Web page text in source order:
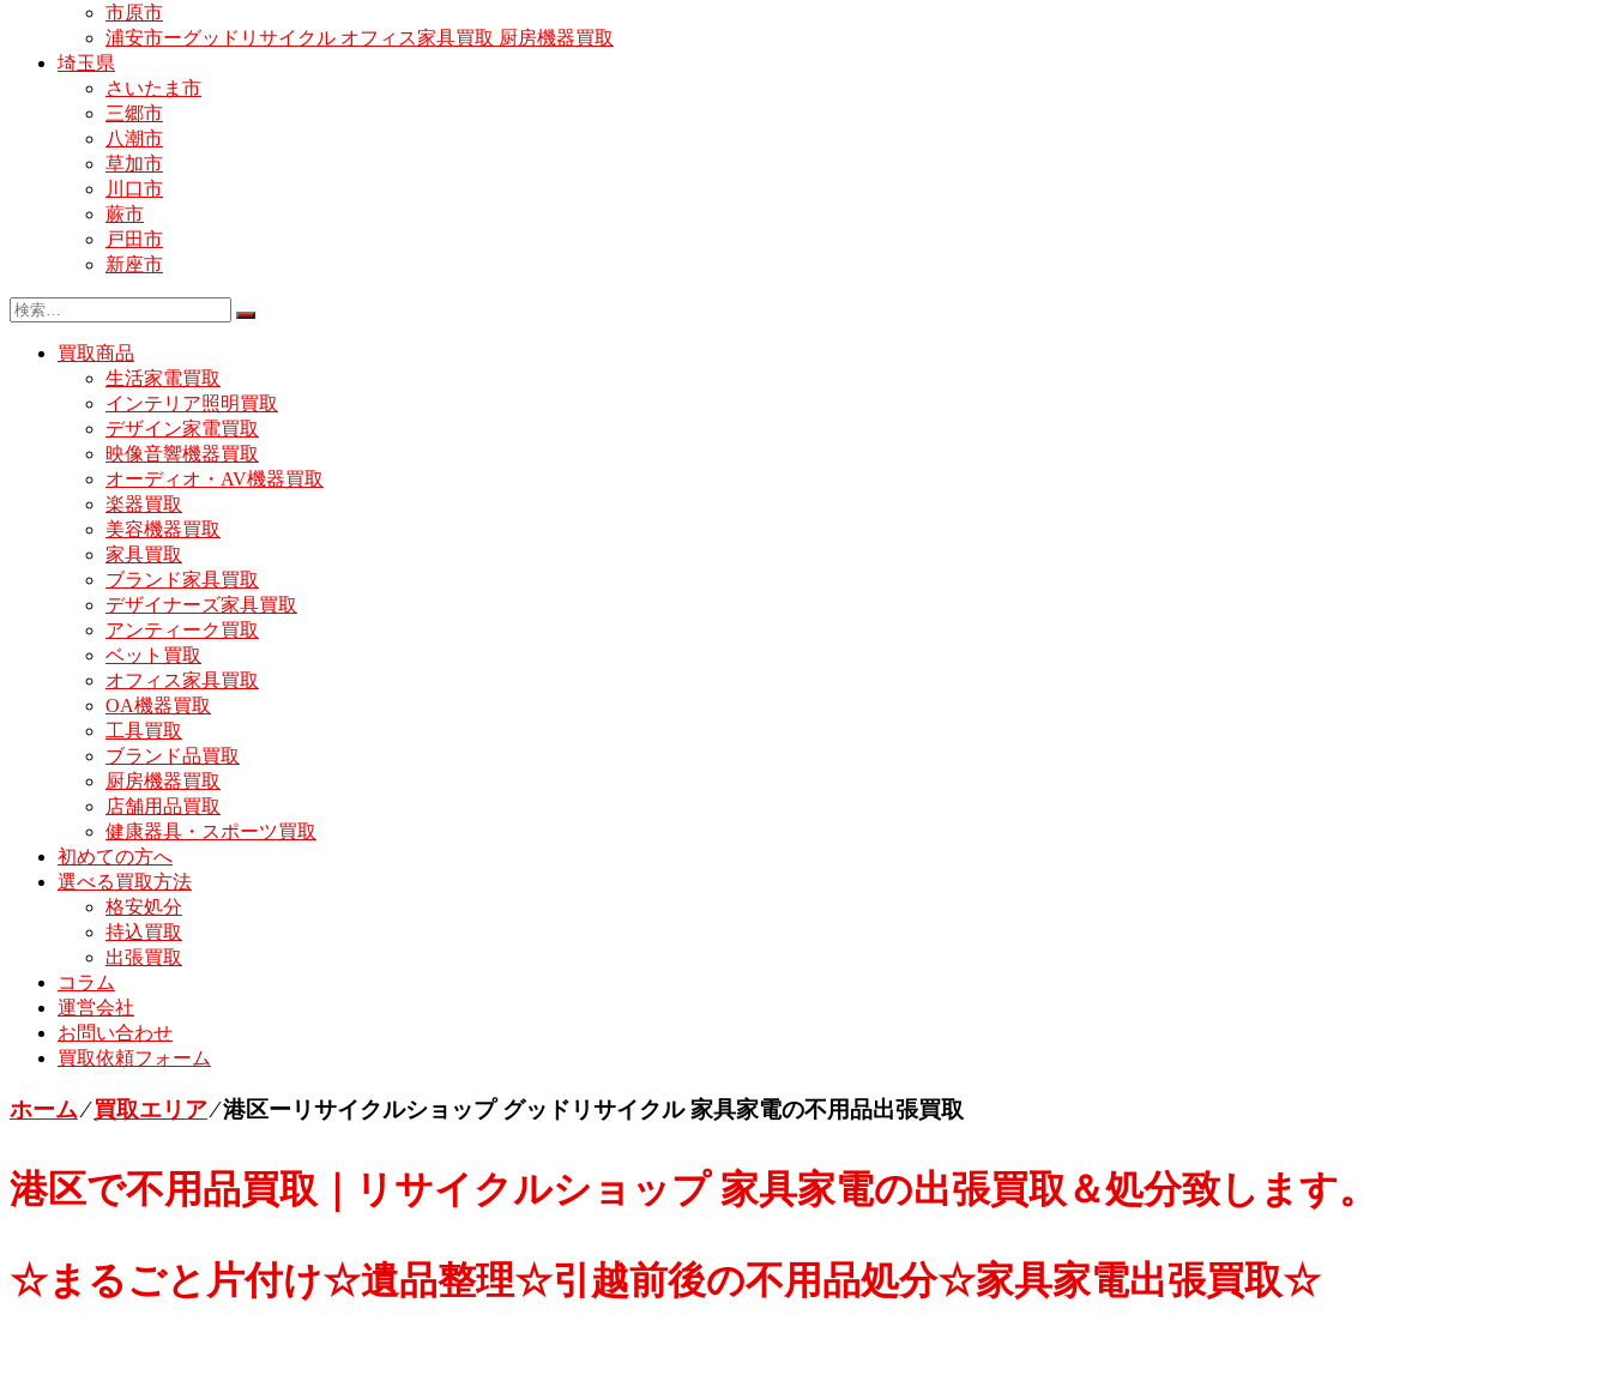
市原市
浦安市ーグッドリサイクル オフィス家具買取 厨房機器買取
埼玉県
さいたま市
三郷市
八潮市
草加市
川口市
蕨市
戸田市
新座市
買取商品
生活家電買取
インテリア照明買取
デザイン家電買取
映像音響機器買取
オーディオ・AV機器買取
楽器買取
美容機器買取
家具買取
ブランド家具買取
デザイナーズ家具買取
アンティーク買取
ベット買取
オフィス家具買取
OA機器買取
工具買取
ブランド品買取
厨房機器買取
店舗用品買取
健康器具・スポーツ買取
初めての方へ
選べる買取方法
格安処分
持込買取
出張買取
コラム
運営会社
お問い合わせ
買取依頼フォーム
ホーム⁄買取エリア⁄港区ーリサイクルショップ グッドリサイクル 家具家電の不用品出張買取
港区で不用品買取｜リサイクルショップ 家具家電の出張買取＆処分致します。
☆まるごと片付け☆遺品整理☆引越前後の不用品処分☆家具家電出張買取☆